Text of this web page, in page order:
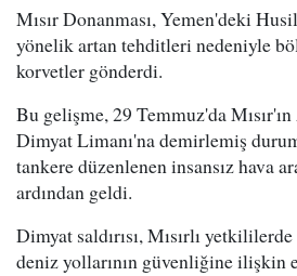
Mısır Donanması, Yemen'deki
yönelik artan tehditleri nedeniyle
korvetler gönderdi.
Bu gelişme, 29 Temmuz'da
Dimyat Limanı'na demirlemiş
tankere düzenlenen insansız hava
ardından geldi.
Dimyat saldırısı, Mısırlı
deniz yollarının güvenliğine ilişkin